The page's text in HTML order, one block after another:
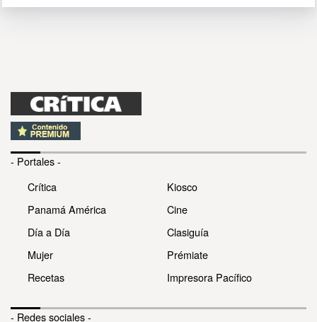
- Portales -
Crítica
Panamá América
Día a Día
Mujer
Recetas
Kiosco
Cine
Clasiguía
Prémiate
Impresora Pacífico
- Redes sociales -